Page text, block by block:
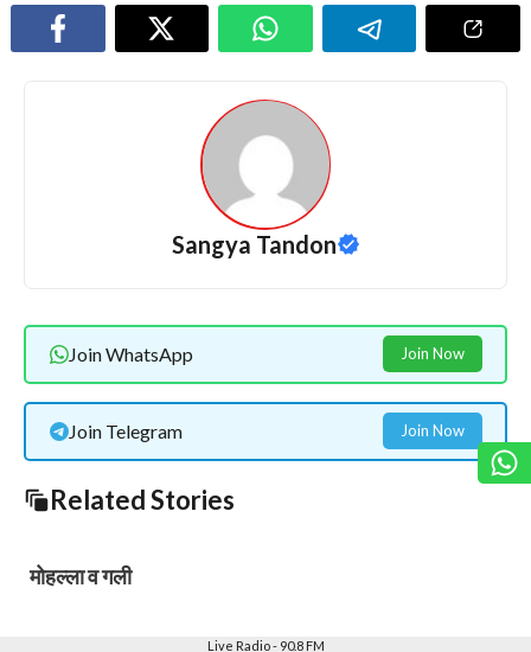
Sangya Tandon
Join WhatsApp Join Now
Join Telegram Join Now
Related Stories
मोहल्ला व गली
Live Radio - 90.8 FM